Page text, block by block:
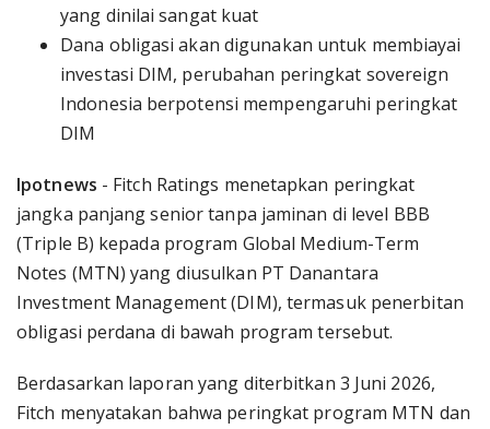
yang dinilai sangat kuat
Dana obligasi akan digunakan untuk membiayai
investasi DIM, perubahan peringkat sovereign
Indonesia berpotensi mempengaruhi peringkat
DIM
Ipotnews - Fitch Ratings menetapkan peringkat
jangka panjang senior tanpa jaminan di level BBB
(Triple B) kepada program Global Medium-Term
Notes (MTN) yang diusulkan PT Danantara
Investment Management (DIM), termasuk penerbitan
obligasi perdana di bawah program tersebut.
Berdasarkan laporan yang diterbitkan 3 Juni 2026,
Fitch menyatakan bahwa peringkat program MTN dan